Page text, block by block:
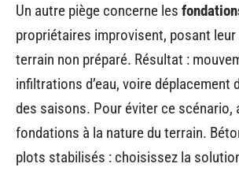
Un autre piège concerne les
propriétaires improvisent, posant leur
terrain non préparé. Résultat :
infiltrations d’eau, voire déplacement
des saisons. Pour éviter ce scénario,
fondations à la nature du terrain.
plots stabilisés : choisissez la